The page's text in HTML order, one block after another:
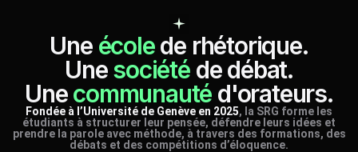
Une écolede rhétorique.
Unesociétéde débat.
Unecommunauté d'orateurs.
Fondée à l’Université de Genève en 2025, la SRG forme les
étudiants à structurer leur pensée, défendre leurs idées et
prendre la parole avec méthode, à travers des formations, des
débats et des compétitions d’éloquence.